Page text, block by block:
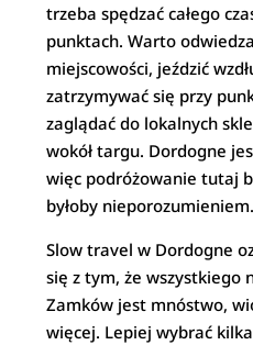
trzeba spędzać całego
punktach. Warto
miejscowości, jeździć
zatrzymywać się przy
zaglądać do lokalnych
wokół targu. Dordogne
więc podróżowanie tutaj
byłoby nieporozumieniem.
Slow travel w Dordogne
się z tym, że wszystkiego
Zamków jest mnóstwo,
więcej. Lepiej wybrać